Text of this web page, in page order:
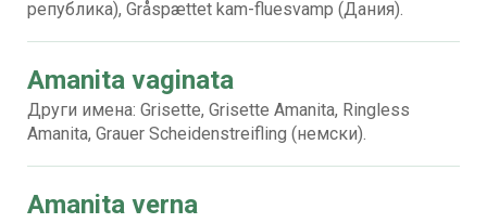
република), Gråspættet kam-fluesvamp (Дания).
Amanita vaginata
Други имена: Grisette, Grisette Amanita, Ringless
Amanita, Grauer Scheidenstreifling (немски).
Amanita verna